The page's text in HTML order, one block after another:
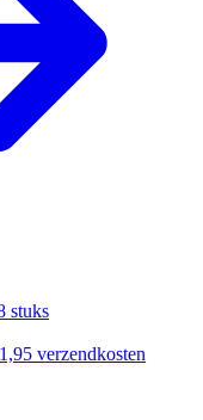
stuks
verzendkosten